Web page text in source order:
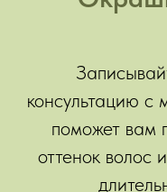
консультацию
поможет вам
оттенок волос